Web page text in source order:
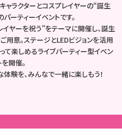
ャラクターとコスプレイヤーの“誕生
ーティーイベントです。
イヤーを祝う”をテーマに開催し、誕生
用意。ステージとLEDビジョンを活用
て楽しめるライブパーティー型イベン
を開催。
験を、みんなで一緒に楽しもう！